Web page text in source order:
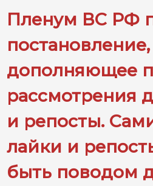
Пленум ВС РФ
постановление,
дополняющее
рассмотрения
и репосты.
лайки и
быть поводом